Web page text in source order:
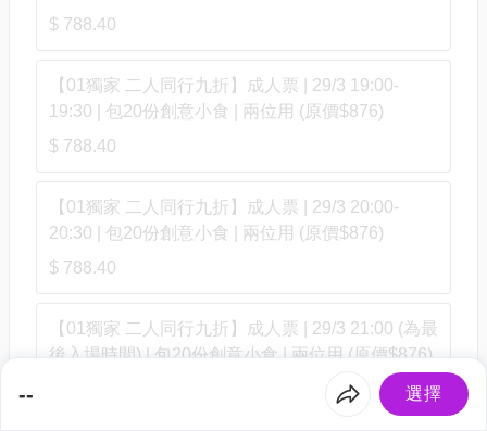
$ 788.40
【01獨家 二人同行九折】成人票 | 29/3 19:00-
19:30 | 包20份創意小食 | 兩位用 (原價$876)
$ 788.40
【01獨家 二人同行九折】成人票 | 29/3 20:00-
20:30 | 包20份創意小食 | 兩位用 (原價$876)
$ 788.40
【01獨家 二人同行九折】成人票 | 29/3 21:00 (為最
後入場時間) | 包20份創意小食 | 兩位用 (原價$876)
-- 選擇